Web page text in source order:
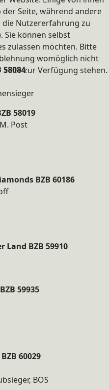
58019
Post
BZB 60186
Land BZB 59910
59935
60029
BOS
Seite, während andere
die Nutzererfahrung zu
Sie können selbst
zulassen möchten. Bitte
womöglich nicht
zur Verfügung stehen.